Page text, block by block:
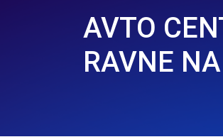
AVTO
RAVNE